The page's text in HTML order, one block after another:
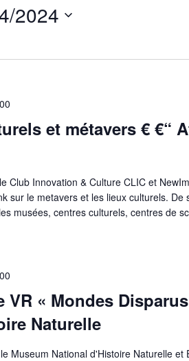
2024
et métavers € €“
Club Innovation & Culture CLIC et
sur le metavers et les lieux culturels. De
musées, centres culturels, centres de
« Mondes
Naturelle
Museum National d'Histoire Naturelle et